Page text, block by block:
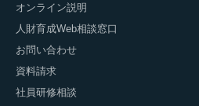
オンライン説明
人財育成Web相談窓口
お問い合わせ
資料請求
社員研修相談